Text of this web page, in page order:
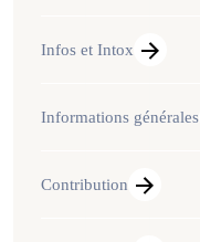
Infos et Intox
Informations générales
Contribution